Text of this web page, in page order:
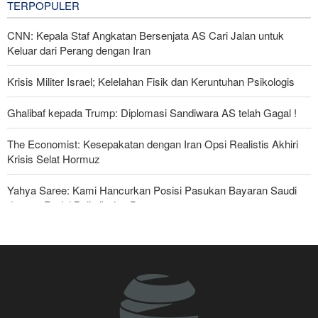
TERPOPULER
CNN: Kepala Staf Angkatan Bersenjata AS Cari Jalan untuk
Keluar dari Perang dengan Iran
Krisis Militer Israel; Kelelahan Fisik dan Keruntuhan Psikologis
Ghalibaf kepada Trump: Diplomasi Sandiwara AS telah Gagal !
The Economist: Kesepakatan dengan Iran Opsi Realistis Akhiri
Krisis Selat Hormuz
Yahya Saree: Kami Hancurkan Posisi Pasukan Bayaran Saudi
dengan Rudal Balistik dan Drone
Foreign Affairs: AS Harus Tinggalkan Asia Barat
Mengapa Lobi Zionis di Amerika Tidak Lagi Seefektif Dulu?